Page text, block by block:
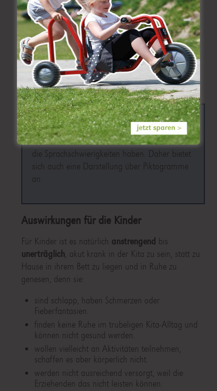
welche Desinfektions- und Hygienemaßnahmen
Erkrankungen und Ansteckungen verhindern,
welche Krankheiten in Ihrer Einrichtung gerade
im Umlauf sind.
Am Ende des Beitrags finden Sie Links zu vielen
Vorlagen in verschiedenen Sprachen.
Tipp: Je einfacher die Sachverhalte erklärt
werden, umso eher erreichen Sie auch Eltern,
die Sprachschwierigkeiten haben. Daher bietet
sich auch eine Darstellung über Piktogramme
an.
Auswirkungen für die Kinder
Für Kinder ist es natürlich anstrengend bis
unerträglich , akut krank in der Kita zu sein, statt zu
Hause in ihrem Bett zu liegen und in Ruhe zu
genesen, denn sie:
sind schlapp, haben Schmerzen oder
Fieberfantasien.
finden keine Ruhe im trubeligen Kita-Alltag und
können nicht gesund werden.
wollen vielleicht an Aktivitäten teilnehmen,
schaffen es aber körperlich nicht.
werden nicht ausreichend versorgt, weil die
Erziehenden das nicht leisten können.